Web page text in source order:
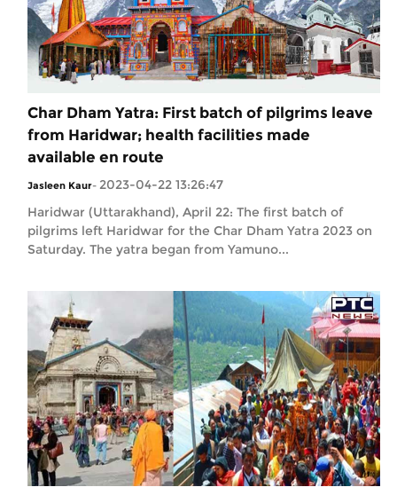
Char Dham Yatra: First batch of pilgrims leave
from Haridwar; health facilities made
available en route
Jasleen Kaur- 2023-04-22 13:26:47
Haridwar (Uttarakhand), April 22: The first batch of
pilgrims left Haridwar for the Char Dham Yatra 2023 on
Saturday. The yatra began from Yamuno...